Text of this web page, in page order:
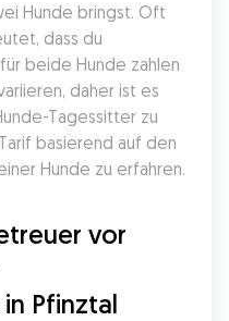
Hunde bringst. Oft
dass du
beide Hunde zahlen
daher ist es
Tagessitter zu
basierend auf den
Hunde zu erfahren.
vor
Pfinztal